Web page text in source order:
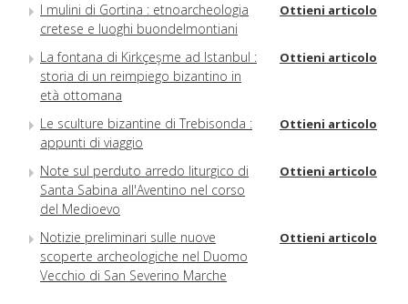
I mulini di Gortina : etnoarcheologia
cretese e luoghi buondelmontiani
Ottieni articolo
La fontana di Kirkçeşme ad Istanbul :
storia di un reimpiego bizantino in
età ottomana
Ottieni articolo
Le sculture bizantine di Trebisonda :
appunti di viaggio
Ottieni articolo
Note sul perduto arredo liturgico di
Santa Sabina all'Aventino nel corso
del Medioevo
Ottieni articolo
Notizie preliminari sulle nuove
scoperte archeologiche nel Duomo
Vecchio di San Severino Marche
Ottieni articolo